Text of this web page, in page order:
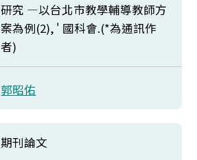
研究 —以台北市教學輔導教師方
案為例(2), ' 國科會.(*為通訊作
者)
郭昭佑
期刊論文